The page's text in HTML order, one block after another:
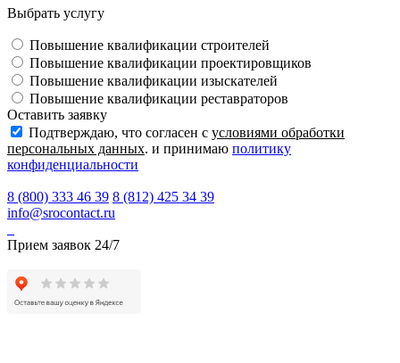
Выбрать услугу
Повышение квалификации строителей
Повышение квалификации проектировщиков
Повышение квалификации изыскателей
Повышение квалификации реставраторов
Оставить заявку
Подтверждаю, что согласен с условиями обработки
персональных данных. и принимаю политику
конфиденциальности
8 (800) 333 46 39 8 (812) 425 34 39
info@srocontact.ru
Прием заявок 24/7